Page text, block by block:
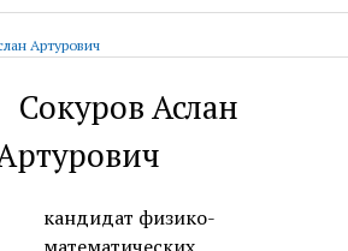
Артурович
Сокуров Аслан
кандидат физико-